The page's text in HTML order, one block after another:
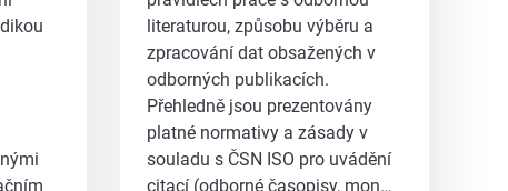
literaturou, způsobu výběru a
zpracování dat obsažených v
odborných publikacích.
Přehledně jsou prezentovány
platné normativy a zásady v
souladu s ČSN ISO pro uvádění
citací (odborné časopisy, mon…